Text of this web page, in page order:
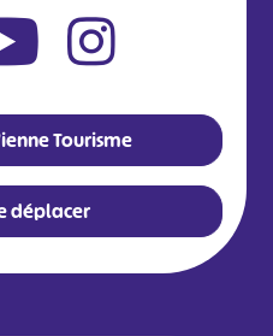
Tourisme
déplacer